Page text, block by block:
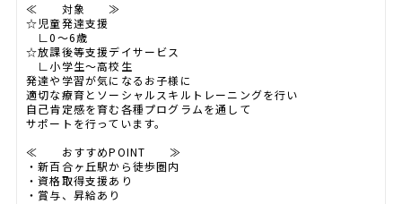
≪ 対象 ≫
☆児童発達支援
∟0～6歳
☆放課後等支援デイサービス
∟小学生～高校生
発達や学習が気になるお子様に
適切な療育とソーシャルスキルトレーニングを行い
自己肯定感を育む各種プログラムを通して
サポートを行っています。
≪ おすすめPOINT ≫
・新百合ヶ丘駅から徒歩圏内
・資格取得支援あり
・賞与、昇給あり